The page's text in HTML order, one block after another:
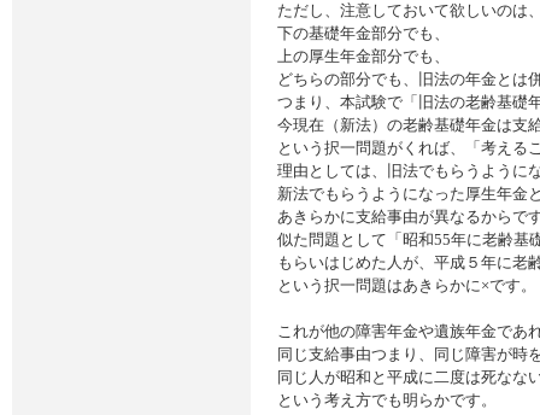
ただし、注意しておいて欲しいのは
下の基礎年金部分でも、
上の厚生年金部分でも、
どちらの部分でも、旧法の年金とは
つまり、本試験で「旧法の老齢基礎
今現在（新法）の老齢基礎年金は支
という択一問題がくれば、「考える
理由としては、旧法でもらうように
新法でもらうようになった厚生年金
あきらかに支給事由が異なるからで
似た問題として「昭和55年に老齢基
もらいはじめた人が、平成５年に老
という択一問題はあきらかに×です。
これが他の障害年金や遺族年金であ
同じ支給事由つまり、同じ障害が時
同じ人が昭和と平成に二度は死なな
という考え方でも明らかです。